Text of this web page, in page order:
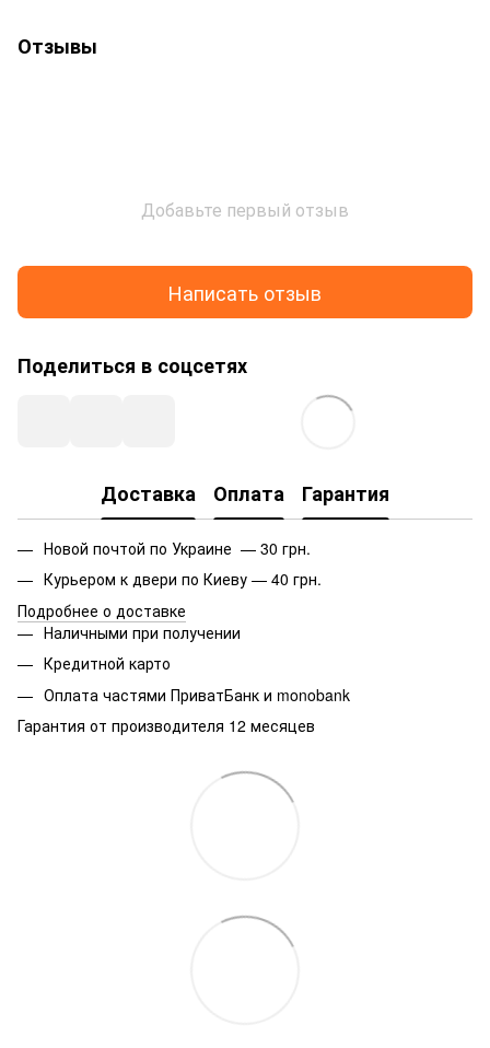
Отзывы
Добавьте первый отзыв
Написать отзыв
Поделиться в соцсетях
Доставка Оплата Гарантия
Новой почтой по Украине — 30 грн.
Курьером к двери по Киеву — 40 грн.
Подробнее о доставке
Наличными при получении
Кредитной карто
Оплата частями ПриватБанк и monobank
Гарантия от производителя 12 месяцев